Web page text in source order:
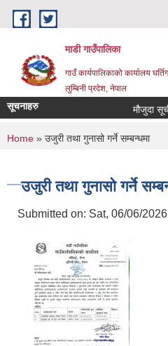
Skip to main content
माडी गाउँपालिका
गाउँ कार्यपालिकाको कार्यालय
लुम्बिनी प्रदेश, नेपाल
सूचनाहरु मौजुदा सूचीमा
You are here
Home » उजुरी तथा गुनासो गर्ने सम्बन्धमा
उजुरी तथा गुनासो गर्ने
Submitted on: Sat, 06/06/